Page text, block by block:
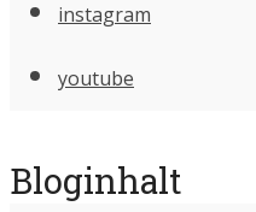
instagram
youtube
Bloginhalt